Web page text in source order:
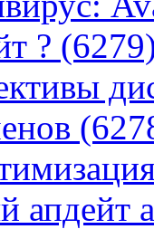
?
апдейт